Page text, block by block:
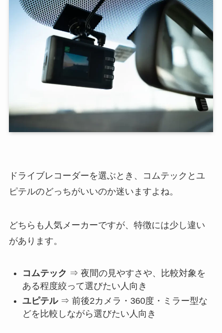
ドライブレコーダーを選ぶとき、コムテックとユ
ピテルのどっちがいいのか迷いますよね。
どちらも人気メーカーですが、特徴には少し違い
があります。
コムテック ⇒ 夜間の見やすさや、比較対象を
ある程度絞って選びたい人向き
ユピテル⇒ 前後2カメラ・360度・ミラー型な
どを比較しながら選びたい人向き